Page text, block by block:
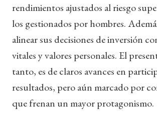
rendimientos ajustados al riesgo
los gestionados por hombres.
alinear sus decisiones de inversión
vitales y valores personales. El
tanto, es de claros avances en
resultados, pero aún marcado por
que frenan un mayor protagonismo.